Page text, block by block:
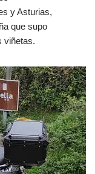
y Asturias,
que supo
viñetas.